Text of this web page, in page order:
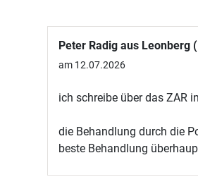
Peter Radig aus Leonberg
am 12.07.2026
ich schreibe über das ZAR
die Behandlung durch die
beste Behandlung